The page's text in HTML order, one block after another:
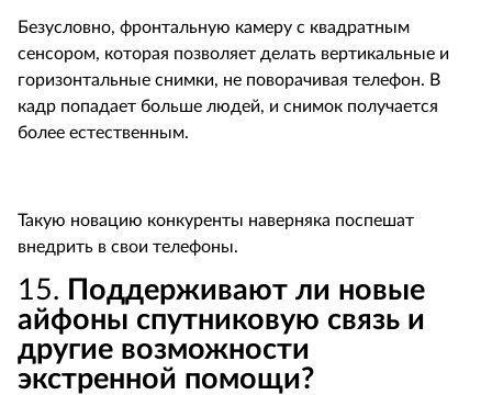
Безусловно, фронтальную камеру с квадратным
сенсором, которая позволяет делать вертикальные и
горизонтальные снимки, не поворачивая телефон. В
кадр попадает больше людей, и снимок получается
более естественным.
Такую новацию конкуренты наверняка поспешат
внедрить в свои телефоны.
15. Поддерживают ли новые
айфоны спутниковую связь и
другие возможности
экстренной помощи?